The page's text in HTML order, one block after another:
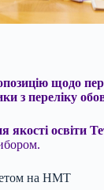
щодо
з переліку
якості освіти
на НМТ